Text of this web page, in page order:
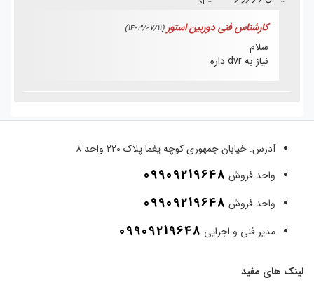
کارشناس فنی دوربین استور (1403/07/11)
سلام
نیاز به dvr داره
آدرس: خیابان جمهوری کوچه یغما پلاک ۲۲۰ واحد ۸
واحد فروش 09909219648
واحد فروش 09909219648
مدیر فنی و اجرایی 09909219648
لینک های مفید